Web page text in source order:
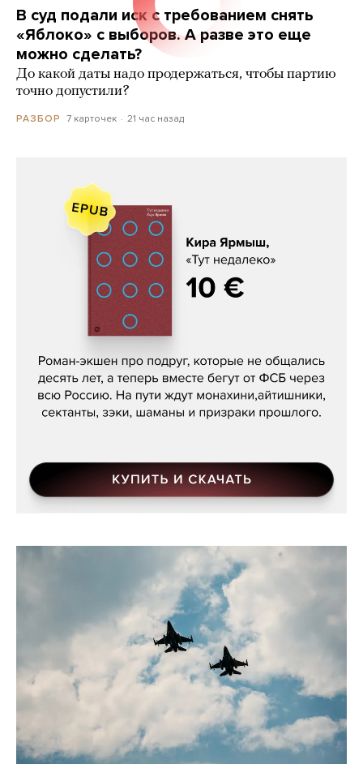
В суд подали иск с требованием снять
«Яблоко» с выборов. А разве это еще
можно сделать?
До какой даты надо продержаться, чтобы партию
точно допустили?
РАЗБОР 7 карточек 21 час назад
Кира Ярмыш, «Тут недалеко»